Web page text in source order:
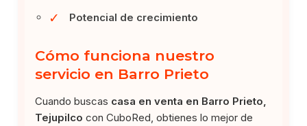
✓ Potencial de crecimiento
Cómo funciona nuestro
servicio en Barro Prieto
Cuando buscas casa en venta en Barro Prieto,
Tejupilco con CuboRed, obtienes lo mejor de